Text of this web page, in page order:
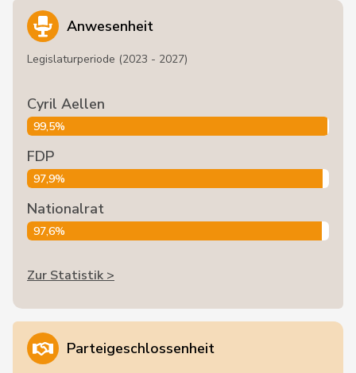
Anwesenheit
Legislaturperiode (2023 - 2027)
Cyril Aellen
99,5%
FDP
97,9%
Nationalrat
97,6%
Zur Statistik >
Parteigeschlossenheit